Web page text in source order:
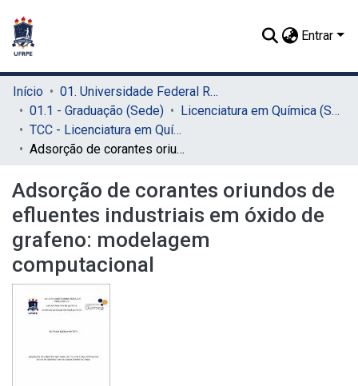
Entrar
Início
01. Universidade Federal Rural de Pernambuco - UFRPE (Sede)
01.1 - Graduação (Sede)
Licenciatura em Química (Sede)
TCC - Licenciatura em Química (Sede)
Adsorção de corantes oriundos de efluentes industriais em óxido de grafeno: modelagem computacional
Adsorção de corantes oriundos de
efluentes industriais em óxido de
grafeno: modelagem
computacional